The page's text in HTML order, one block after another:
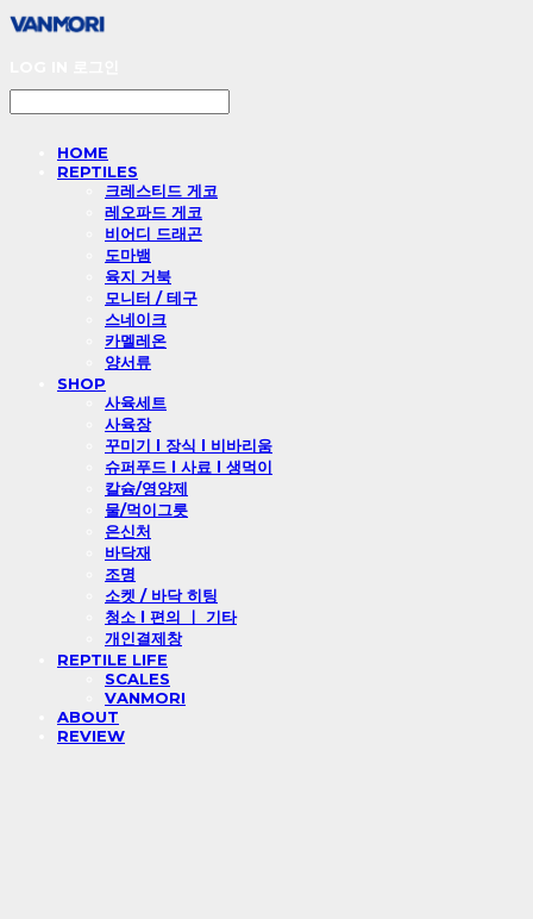
HOME
REPTILES
크레스티드 게코
레오파드 게코
비어디 드래곤
도마뱀
육지 거북
모니터 / 테구
스네이크
카멜레온
양서류
SHOP
사육세트
사육장
꾸미기 l 장식 l 비바리움
슈퍼푸드 l 사료 l 생먹이
칼슘/영양제
물/먹이그릇
은신처
바닥재
조명
소켓 / 바닥 히팅
청소 l 편의 ㅣ 기타
개인결제창
REPTILE LIFE
SCALES
VANMORI
ABOUT
REVIEW